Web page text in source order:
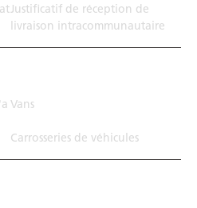
Justificatif de réception de
livraison intracommunautaire
Vans
Carrosseries de véhicules